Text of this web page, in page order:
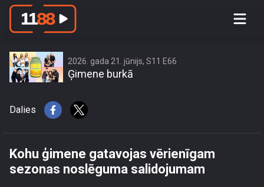
Kohu ģimene gatavojas vērienīgam
2026. gada 21. jūnijs, S11 E66
Ģimene burkā
Dalies
Kohu ģimene gatavojas vērienīgam
sezonas noslēguma salidojumam